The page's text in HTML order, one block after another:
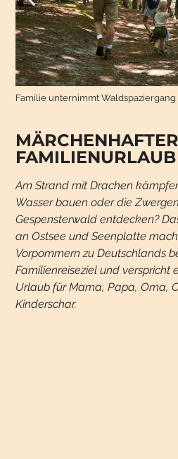
Familie unternimmt Waldspaziergang
MÄRCHENHAFTER
FAMILIENURLAUB
Am Strand mit Drachen
Wasser bauen oder die
Gespensterwald entdecken?
an Ostsee und Seenplatte
Vorpommern zu Deutschlands
Familienreiseziel und verspricht
Urlaub für Mama, Papa, Oma,
Kinderschar.